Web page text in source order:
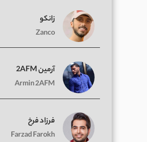
زانکو
Zanco
آرمین 2AFM
Armin 2AFM
فرزاد فرخ
Farzad Farokh